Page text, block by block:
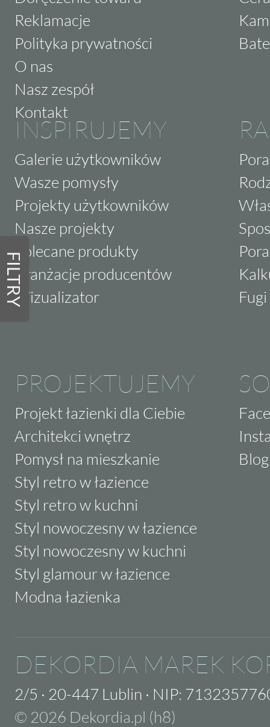
FILTRY
Reklamacje
Polityka prywatności
O nas
Nasz zespół
Kontakt
INSPIRUJEMY
Galerie użytkowników
Wasze pomysły
Projekty użytkowników
Nasze projekty
Polecane produkty
Aranżacje producentów
Wizualizator
PROJEKTUJEMY
Projekt łazienki dla Ciebie
Architekci wnętrz
Pomysł na mieszkanie
Styl retro w łazience
Styl retro w kuchni
Styl nowoczesny w łazience
Styl nowoczesny w kuchni
Styl glamour w łazience
Modna łazienka
Blog
DEKORDIA MAREK
2/5 · 20-447 Lublin · NIP:
© 2026 Dekordia.pl (h8)